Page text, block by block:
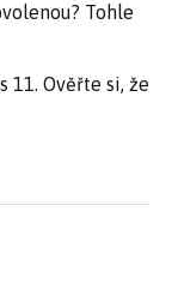
Tohle
11. Ověřte si, že